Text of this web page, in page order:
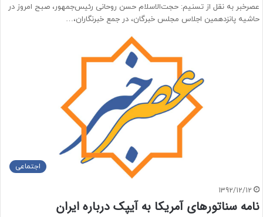
عصرخبر به نقل از تسنیم: حجت‌الاسلام حسن روحانی رئیس‌جمهور، صبح امروز در
حاشیه پانزدهمین اجلاس مجلس خبرگان، در جمع خبرنگاران،…
اجتماعی
1392/12/12
نامه سناتورهای آمریکا به آیپک درباره ایران